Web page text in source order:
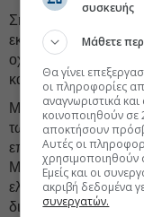
Σημαντική
εκσυγχρονισμό του
οχημάτων, με στόχο
και τη βελτίωση της
Με τις νέες
των ελέγχων, μέσω
εποπτείας επί του
Μητρώο Εποπτών, το
ελέγχου της ορθής
διασφαλίζει την
συσκευής
Μάθετε
Θα γίνει
οι πληροφορίες
αναγνωριστικά
κοινοποιηθούν
αποκτήσουν
Αυτές οι
χρησιμοποιηθούν
Εμείς και οι
ακριβή δεδομένα
συνεργατών.